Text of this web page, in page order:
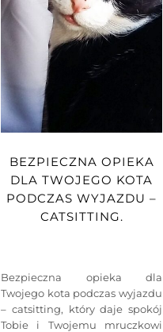
BEZPIECZNA OPIEKA
DLA TWOJEGO KOTA
PODCZAS WYJAZDU –
CATSITTING.
Bezpieczna opieka dla
Twojego kota podczas wyjazdu
– catsitting, który daje spokój
Tobie i Twojemu mruczkowi